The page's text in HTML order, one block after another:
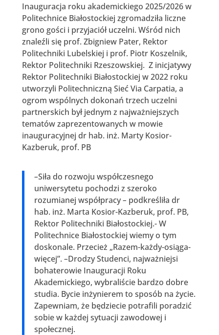
Inauguracja roku akademickiego 2025/2026 w
Politechnice Białostockiej zgromadziła liczne
grono gości i przyjaciół uczelni. Wśród nich
znaleźli się prof. Zbigniew Pater, Rektor
Politechniki Lubelskiej i prof. Piotr Koszelnik,
Rektor Politechniki Rzeszowskiej. Z inicjatywy
Rektor Politechniki Białostockiej w 2022 roku
utworzyli Politechniczną Sieć Via Carpatia, a
ogrom wspólnych dokonań trzech uczelni
partnerskich był jednym z najważniejszych
tematów zaprezentowanych w mowie
inauguracyjnej dr hab. inż. Marty Kosior-
Kazberuk, prof. PB
–Siła do rozwoju współczesnego
uniwersytetu pochodzi z szeroko
rozumianej współpracy– podkreśliła dr
hab. inż. Marta Kosior-Kazberuk, prof. PB,
Rektor Politechniki Białostockiej.- W
Politechnice Białostockiej wiemy o tym
doskonale. Przecież „Razem-każdy-osiąga-
więcej”. –Drodzy Studenci, najważniejsi
bohaterowie Inauguracji Roku
Akademickiego, wybraliście bardzo dobre
studia. Bycie inżynierem to sposób na życie.
Zapewniam, że będziecie potrafili poradzić
sobie w każdej sytuacji zawodowej i
społecznej.